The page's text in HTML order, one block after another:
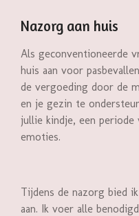
Nazorg aan huis
Als geconventioneerde
huis aan voor
de vergoeding door de
en je gezin te
jullie kindje, een
emoties.
Tijdens de nazorg bied
aan. Ik voer alle